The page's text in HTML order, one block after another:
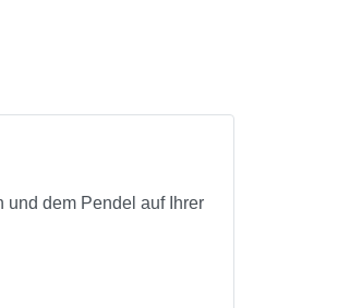
und dem Pendel auf Ihrer